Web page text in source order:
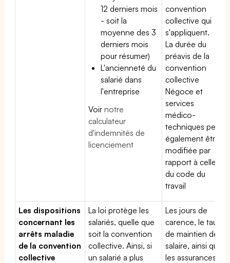
12 derniers mois
- soit la
moyenne des 3
derniers mois
pour résumer)
L'ancienneté du
salarié dans
l'entreprise
Voirnotre
calculateur
d'indemnités de
licenciement
convention
collective qui
s'appliquent.
La durée du
préavis de la
convention
collective
Négoce et
services
médico-
techniques peut
également être
modifiée par
rapport à celle
du code du
travail
Les dispositions
concernant les
arrêts maladie
de la convention
collective
La loi protège les
salariés, quelle que
soit la convention
collective. Ainsi, si
un salarié a plus
Les jours de
carence, le taux
de maintien de
salaire, ainsi que
les assurances